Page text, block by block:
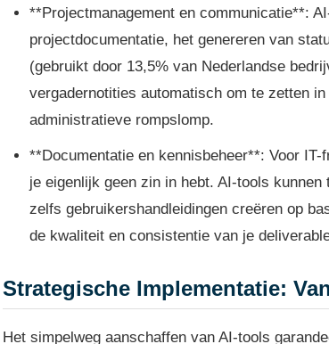
**Projectmanagement en communicatie**:
projectdocumentatie, het genereren van
(gebruikt door 13,5% van Nederlandse
vergadernotities automatisch om te zetten
administratieve rompslomp.
**Documentatie en kennisbeheer**: Voor
je eigenlijk geen zin in hebt. AI-tools
zelfs gebruikershandleidingen creëren op
de kwaliteit en consistentie van je
Strategische Implementatie:
Het simpelweg aanschaffen van AI-tools